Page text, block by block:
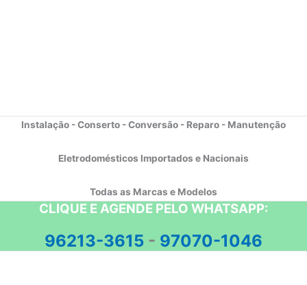
Instalação - Conserto - Conversão - Reparo - Manutenção
Eletrodomésticos Importados e Nacionais
Todas as Marcas e Modelos
CLIQUE E AGENDE PELO WHATSAPP:
96213-3615 - 97070-1046